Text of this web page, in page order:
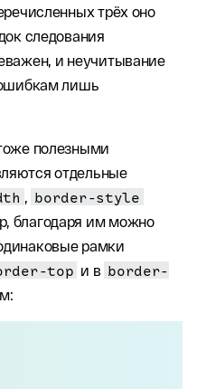
трёх оно
следования
и неучитывание
лишь
полезными
отдельные
border-style
благодаря им можно
рамки
top и в border-